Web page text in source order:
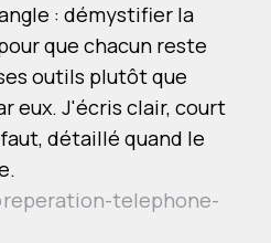
: démystifier la
que chacun reste
outils plutôt que
eux. J'écris clair, court
détaillé quand le
telephone-